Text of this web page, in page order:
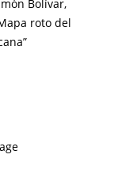
Bolívar,
roto del